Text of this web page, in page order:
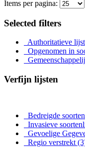
Items per pagina:
Selected filters
Authoritatieve lijst
Opgenomen in
Verfijn lijsten
Bedreigde
Invasieve
Gevoelige
Regio verstrekt